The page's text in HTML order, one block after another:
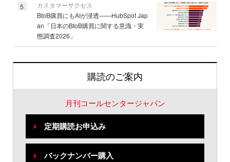
5
カスタマーサクセス
BtoB購買にもAIが浸透――HubSpot Jap
an「日本のBtoB購買に関する意識・実
態調査2026」
購読のご案内
月刊コールセンタージャパン
定期購読お申込み
バックナンバー購入